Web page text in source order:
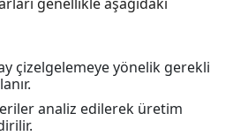
çizelgelemeye yönelik gerekli
analiz edilerek üretim